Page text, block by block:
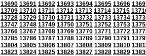
13690 13691 13692 13693 13694 13695 13696
13709 13710 13711 13712 13713 13714 13715
13728 13729 13730 13731 13732 13733 13734
13747 13748 13749 13750 13751 13752 13753
13766 13767 13768 13769 13770 13771 13772
13785 13786 13787 13788 13789 13790 13791
13804 13805 13806 13807 13808 13809 13810
13823 13824 13825 13826 13827 13828 13829